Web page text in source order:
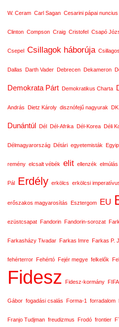
W. Ceram Carl Sagan Cesarini pápai nuncius
Clinton Compson Craig Cristofel Csapó
Csepel Csillagok háborúja
Dallas Darth Vader Debrecen Dekameron
Demokrata Párt Demokratikus Charta
András Dietz Károly disznófejű nagyurak DK
Dunántúl Dél Dél-Afrika Dél-Korea Déli
Délmagyarország Détári egyetemisták
remény elcsalt vébék elit ellenzék elmúlás
Pál Erdély erkölcs erkölcsi
erőszakos magyarosítás Esztergom EU
ezüstcsapat Fandorin Fandorin-sorozat
Farkasházy Tivadar Farkas Imre Farkas P.
fehérterror Fehértó Fejér megye felkelők
Fidesz Fidesz-kormány FIFA
Gábor fogadási csalás Forma-1 forradalom
Franjo Tudjman freudizmus Frodó frontier